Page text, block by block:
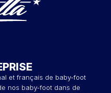
et français de baby-foot
nos baby-foot dans de